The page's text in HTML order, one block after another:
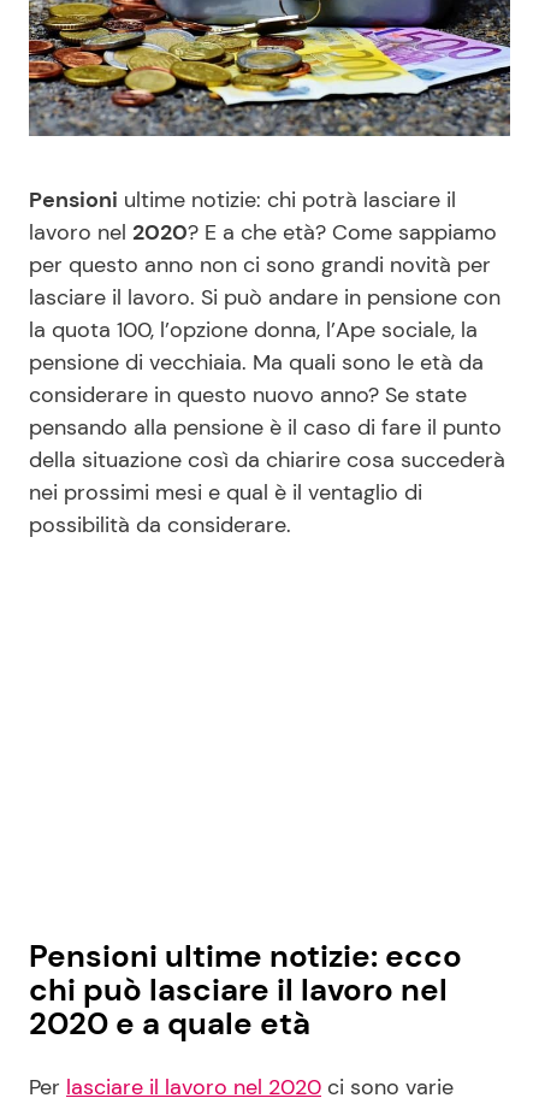
Casa
Moda e Style
News benessere
Salute
Viaggi e Turismo
Festività
Consigli di Cucina
Dolci
Primi Piatti
Ricette Facili e Veloci
Ricette Feste
Ricette per Bambini
Privacy Policy
Pensioni ultime notizie: chi potrà lasciare il
lavoro nel 2020? E a che età? Come sappiamo
per questo anno non ci sono grandi novità per
lasciare il lavoro. Si può andare in pensione con
la quota 100, l’opzione donna, l’Ape sociale, la
pensione di vecchiaia. Ma quali sono le età da
considerare in questo nuovo anno? Se state
pensando alla pensione è il caso di fare il punto
della situazione così da chiarire cosa succederà
nei prossimi mesi e qual è il ventaglio di
possibilità da considerare.
Pensioni ultime notizie: ecco
chi può lasciare il lavoro nel
2020 e a quale età
Per lasciare il lavoro nel 2020 ci sono varie